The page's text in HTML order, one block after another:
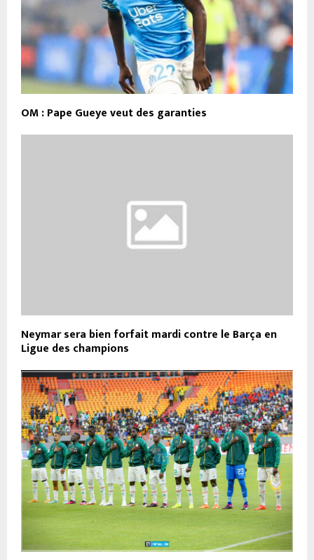
OM : Pape Gueye veut des garanties
Neymar sera bien forfait mardi contre le Barça en
Ligue des champions